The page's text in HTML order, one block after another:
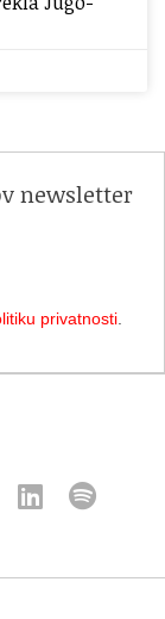
newsletter
privatnosti.